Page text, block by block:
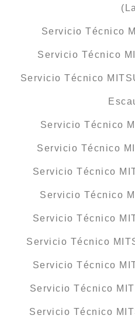
Servicio Técnico
Servicio Técnico
Servicio Técnico
Servicio Técnico
Servicio Técnico
Servicio Técnico
Servicio Técnico
Servicio Técnico
Servicio Técnico
Servicio Técnico
Servicio Técnico
Servicio Técnico